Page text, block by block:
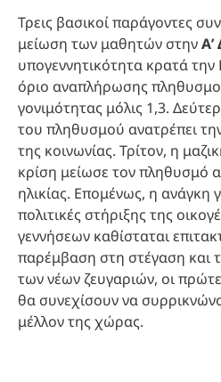
Τρεις βασικοί παράγοντες
μείωση των μαθητών στην
υπογεννητικότητα κρατά
όριο αναπλήρωσης
γονιμότητας μόλις 1,3.
του πληθυσμού ανατρέπει
της κοινωνίας. Τρίτον, η
κρίση μείωσε τον πληθυσμό
ηλικίας. Επομένως, η ανάγκη
πολιτικές στήριξης της
γεννήσεων καθίσταται
παρέμβαση στη στέγαση και
των νέων ζευγαριών, οι
θα συνεχίσουν να
μέλλον της χώρας.